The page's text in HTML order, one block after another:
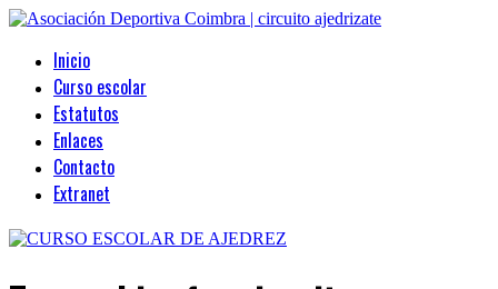
Inicio
Curso escolar
Estatutos
Enlaces
Contacto
Extranet